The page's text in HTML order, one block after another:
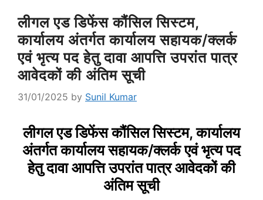
लीगल एड डिफेंस कौंसिल सिस्टम,
कार्यालय अंतर्गत कार्यालय सहायक/क्लर्क
एवं भृत्य पद हेतु दावा आपत्ति उपरांत पात्र
आवेदकों की अंतिम सूची
31/01/2025 by Sunil Kumar
लीगल एड डिफेंस कौंसिल सिस्टम, कार्यालय
अंतर्गत कार्यालय सहायक/क्लर्क एवं भृत्य पद
हेतु दावा आपत्ति उपरांत पात्र आवेदकों की
अंतिम सूची